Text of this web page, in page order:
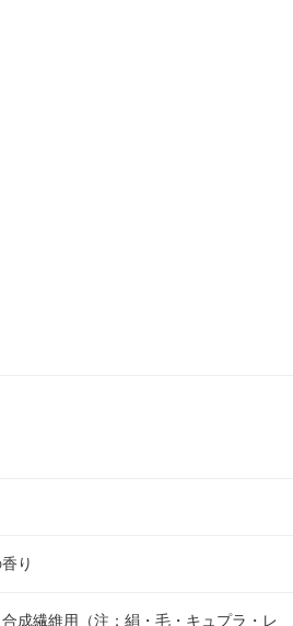
り
成繊維用（注：絹・毛・キュプラ・レ